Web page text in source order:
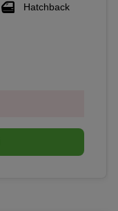
Hatchback